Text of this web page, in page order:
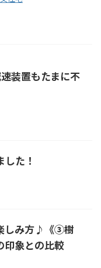
装置もたまに不
た！
しみ方♪《③樹
印象との比較